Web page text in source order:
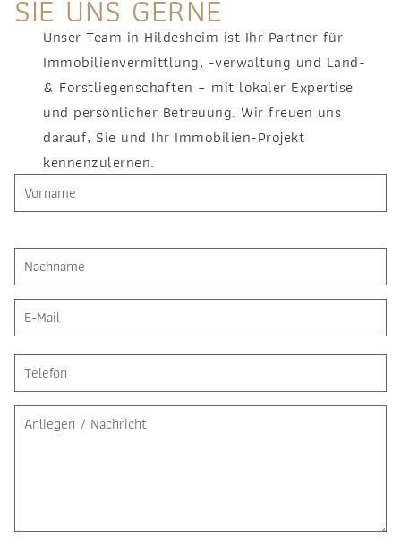
SIE UNS GERNE
Unser Team in Hildesheim ist Ihr Partner für
Immobilienvermittlung, -verwaltung und Land-
& Forstliegenschaften – mit lokaler Expertise
und persönlicher Betreuung. Wir freuen uns
darauf, Sie und Ihr Immobilien-Projekt
kennenzulernen.